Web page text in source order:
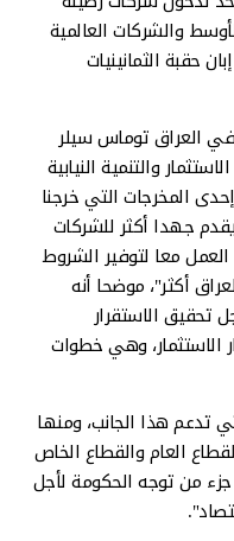
والشركات العالمية
حقبة الثمانينيات
في العراق توماس سيلر
والتنمية النيابية
المخرجات التي خرجنا
جهدا أكثر للشركات
العمل معا لتوفير الشروط
أكثر"، موضحا أنه
تحقيق الاستقرار
الاستثمار، وهي خطوات
تدعم هذا الجانب، ومنها
العام والقطاع الخاص
من توجه الحكومة لأجل